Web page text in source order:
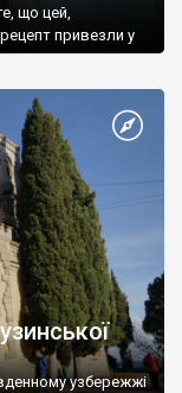
що цей,
привезли у
узбережжі